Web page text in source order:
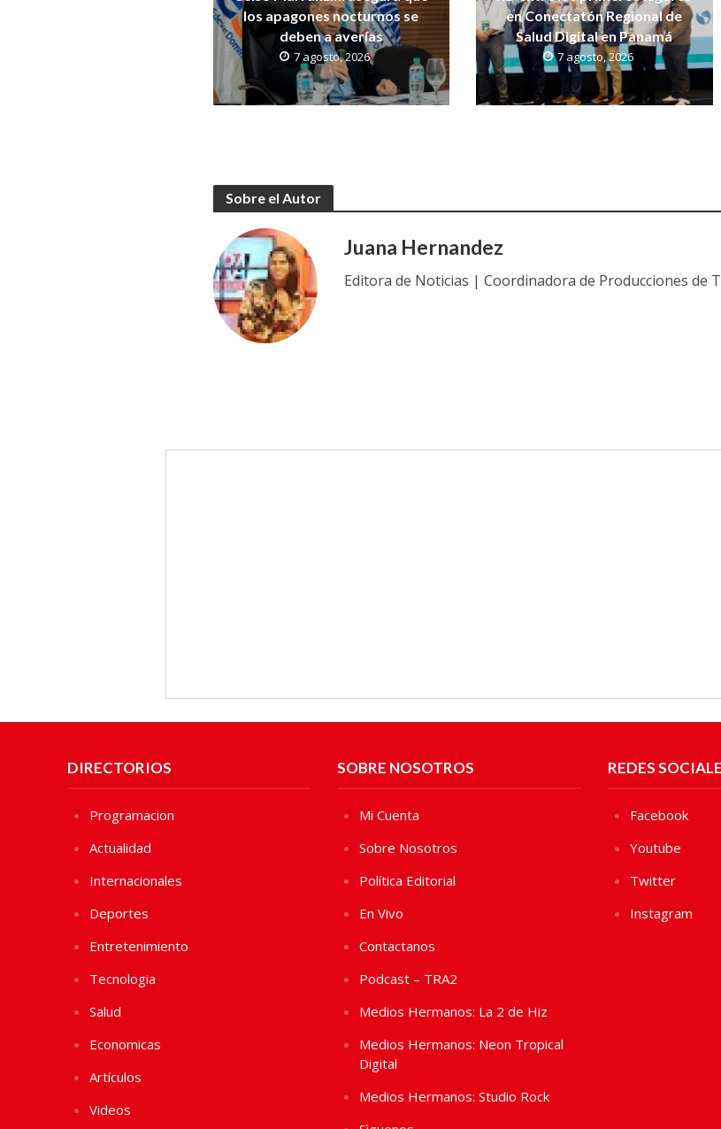
los apagones nocturnos se
deben a averías
7 agosto, 2026
en Conectatón Regional de
Salud Digital en Panamá
7 agosto, 2026
Sobre el Autor
Juana Hernandez
Editora de Noticias | Coordinadora de Producciones de
DIRECTORIOS
Programacion
Actualidad
Internacionales
Deportes
Entretenimiento
Tecnologia
Salud
Economicas
Artículos
Videos
SOBRE NOSOTROS
Mi Cuenta
Sobre Nosotros
Política Editorial
En Vivo
Contactanos
Podcast – TRA2
Medios Hermanos: La 2 de Hiz
Medios Hermanos: Neon Tropical
Digital
Medios Hermanos: Studio Rock
REDES
Facebook
Youtube
Twitter
Instagram